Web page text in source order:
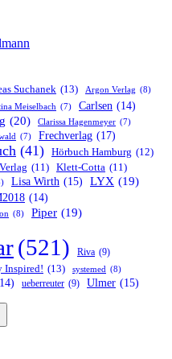
Suchanek (13) Argon Verlag (8)
Meiselbach (7) Carlsen (14)
(20) Clarissa Hagenmeyer (7)
(7) Frechverlag (17)
(41) Hörbuch Hamburg (12)
(11) Klett-Cotta (11)
Lisa Wirth (15) LYX (19)
(14)
(8) Piper (19)
(521) Riva (9)
Inspired! (13) systemed (8)
ueberreuter (9) Ulmer (15)